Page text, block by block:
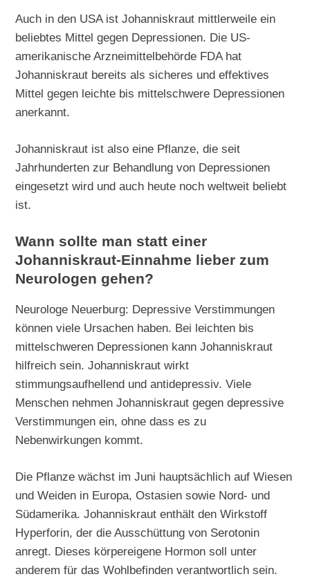
Auch in den USA ist Johanniskraut mittlerweile ein
beliebtes Mittel gegen Depressionen. Die US-
amerikanische Arzneimittelbehörde FDA hat
Johanniskraut bereits als sicheres und effektives
Mittel gegen leichte bis mittelschwere Depressionen
anerkannt.
Johanniskraut ist also eine Pflanze, die seit
Jahrhunderten zur Behandlung von Depressionen
eingesetzt wird und auch heute noch weltweit beliebt
ist.
Wann sollte man statt einer
Johanniskraut-Einnahme lieber zum
Neurologen gehen?
Neurologe Neuerburg: Depressive Verstimmungen
können viele Ursachen haben. Bei leichten bis
mittelschweren Depressionen kann Johanniskraut
hilfreich sein. Johanniskraut wirkt
stimmungsaufhellend und antidepressiv. Viele
Menschen nehmen Johanniskraut gegen depressive
Verstimmungen ein, ohne dass es zu
Nebenwirkungen kommt.
Die Pflanze wächst im Juni hauptsächlich auf Wiesen
und Weiden in Europa, Ostasien sowie Nord- und
Südamerika. Johanniskraut enthält den Wirkstoff
Hyperforin, der die Ausschüttung von Serotonin
anregt. Dieses körpereigene Hormon soll unter
anderem für das Wohlbefinden verantwortlich sein.